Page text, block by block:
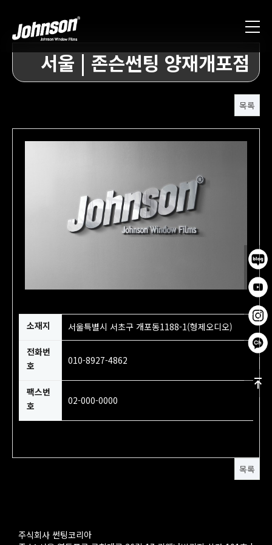
서울 | 존슨썬팅 양재개포점
목록
소재지 서울특별시 서초구 개포동1188-1(형제오디오)
전화번
호
010-8927-4862
팩스번
호
02-000-0000
목록
주식회사 썬팅코리아